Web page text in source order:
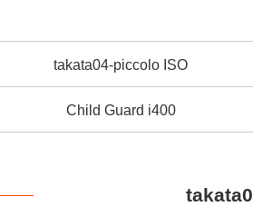
takata04-piccolo ISO
Child Guard i400